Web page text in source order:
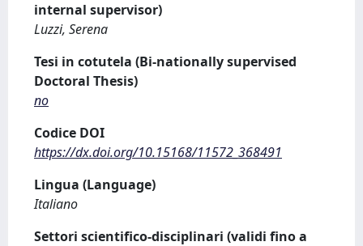
internal supervisor)
Luzzi, Serena
Tesi in cotutela (Bi-nationally supervised
Doctoral Thesis)
no
Codice DOI
https://dx.doi.org/10.15168/11572_368491
Lingua (Language)
Italiano
Settori scientifico-disciplinari (validi fino a